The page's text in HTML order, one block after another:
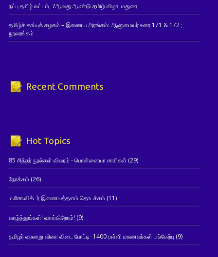
நட்பு தமிழ் வட்டம், 7ஆவது ஆண்டு தமிழ் விழா, மதுரை
தமிழ்க் காப்புக் கழகம் – இணைய அரங்கம்: ஆளுமையர் உரை 171 & 172 ;
நூலரங்கம்
Recent Comments
Hot Topics
85 சித்தர் நூல்கள் விவரம் - பொன்னையா சாமிகள் (29)
நோக்கம் (26)
ம.சோ.விக்டர் இணையத்தளம் தொடக்கம் (11)
வாழ்த்துங்கள்! வளர்கிறோம்! (9)
தமிழர் வரலாறு வினா விடை போட்டி- 1400 பள்ளி மாணவர்கள் பங்கேற்பு(9)